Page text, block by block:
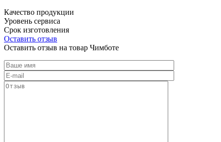
Качество продукции
Уровень сервиса
Срок изготовления
Оставить отзыв
Оставить отзыв на товар Чимботе